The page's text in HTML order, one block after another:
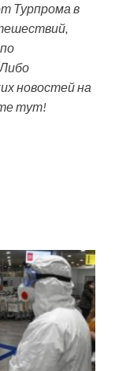
Турпрома в
новостей на
тут!